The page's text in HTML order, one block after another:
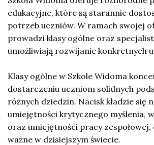
edukacyjne, które są starannie
potrzeb uczniów. W ramach swojej
prowadzi klasy ogólne oraz
umożliwiają rozwijanie konkretnych
Klasy ogólne w Szkole Widoma
dostarczeniu uczniom solidnych
różnych dziedzin. Nacisk kładzie się
umiejętności krytycznego myślenia,
oraz umiejętności pracy
ważne w dzisiejszym świecie.